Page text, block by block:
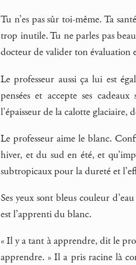
Tu n’es pas sûr toi-même. Ta
trop inutile. Tu ne parles pas
docteur de valider ton évaluation
Le professeur aussi ça lui est
pensées et accepte ses
l’épaisseur de la calotte glaciaire,
Le professeur aime le blanc.
hiver, et du sud en été, et
subtropicaux pour la dureté et
Ses yeux sont bleus couleur
est l’apprenti du blanc.
« Il y a tant à apprendre, dit le
apprendre. » Il a pris racine là